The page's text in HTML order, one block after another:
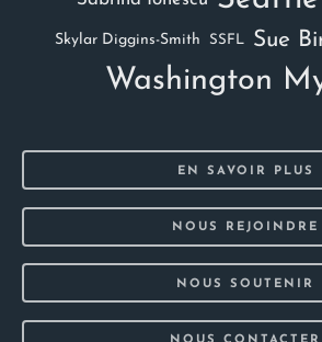
Skylar Diggins-Smith SSFL Sue
Washington
EN SAVOIR PLUS
NOUS REJOINDRE
NOUS SOUTENIR